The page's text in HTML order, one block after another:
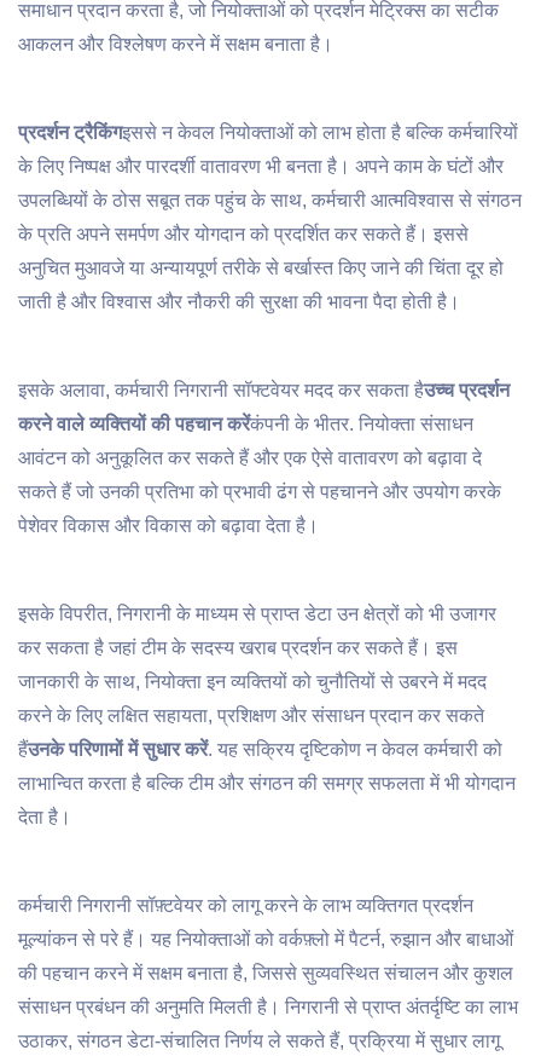
समाधान प्रदान करता है, जो नियोक्ताओं को प्रदर्शन मेट्रिक्स का सटीक
आकलन और विश्लेषण करने में सक्षम बनाता है।
प्रदर्शन ट्रैकिंगइससे न केवल नियोक्ताओं को लाभ होता है बल्कि कर्मचारियों
के लिए निष्पक्ष और पारदर्शी वातावरण भी बनता है। अपने काम के घंटों और
उपलब्धियों के ठोस सबूत तक पहुंच के साथ, कर्मचारी आत्मविश्वास से संगठन
के प्रति अपने समर्पण और योगदान को प्रदर्शित कर सकते हैं। इससे
अनुचित मुआवजे या अन्यायपूर्ण तरीके से बर्खास्त किए जाने की चिंता दूर हो
जाती है और विश्वास और नौकरी की सुरक्षा की भावना पैदा होती है।
इसके अलावा, कर्मचारी निगरानी सॉफ्टवेयर मदद कर सकता हैउच्च प्रदर्शन
करने वाले व्यक्तियों की पहचान करेंकंपनी के भीतर. नियोक्ता संसाधन
आवंटन को अनुकूलित कर सकते हैं और एक ऐसे वातावरण को बढ़ावा दे
सकते हैं जो उनकी प्रतिभा को प्रभावी ढंग से पहचानने और उपयोग करके
पेशेवर विकास और विकास को बढ़ावा देता है।
इसके विपरीत, निगरानी के माध्यम से प्राप्त डेटा उन क्षेत्रों को भी उजागर
कर सकता है जहां टीम के सदस्य खराब प्रदर्शन कर सकते हैं। इस
जानकारी के साथ, नियोक्ता इन व्यक्तियों को चुनौतियों से उबरने में मदद
करने के लिए लक्षित सहायता, प्रशिक्षण और संसाधन प्रदान कर सकते
हैंउनके परिणामों में सुधार करें. यह सक्रिय दृष्टिकोण न केवल कर्मचारी को
लाभान्वित करता है बल्कि टीम और संगठन की समग्र सफलता में भी योगदान
देता है।
कर्मचारी निगरानी सॉफ़्टवेयर को लागू करने के लाभ व्यक्तिगत प्रदर्शन
मूल्यांकन से परे हैं। यह नियोक्ताओं को वर्कफ़्लो में पैटर्न, रुझान और बाधाओं
की पहचान करने में सक्षम बनाता है, जिससे सुव्यवस्थित संचालन और कुशल
संसाधन प्रबंधन की अनुमति मिलती है। निगरानी से प्राप्त अंतर्दृष्टि का लाभ
उठाकर, संगठन डेटा-संचालित निर्णय ले सकते हैं, प्रक्रिया में सुधार लागू